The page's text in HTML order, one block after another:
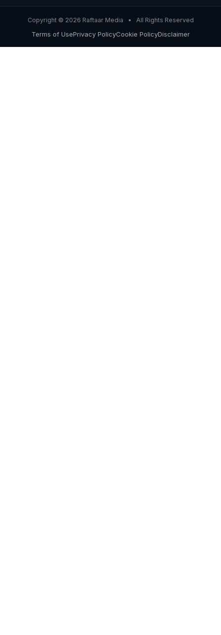
Copyright © 2026 Raftaar Media • All Rights Reserved
Terms of UsePrivacy PolicyCookie PolicyDisclaimer